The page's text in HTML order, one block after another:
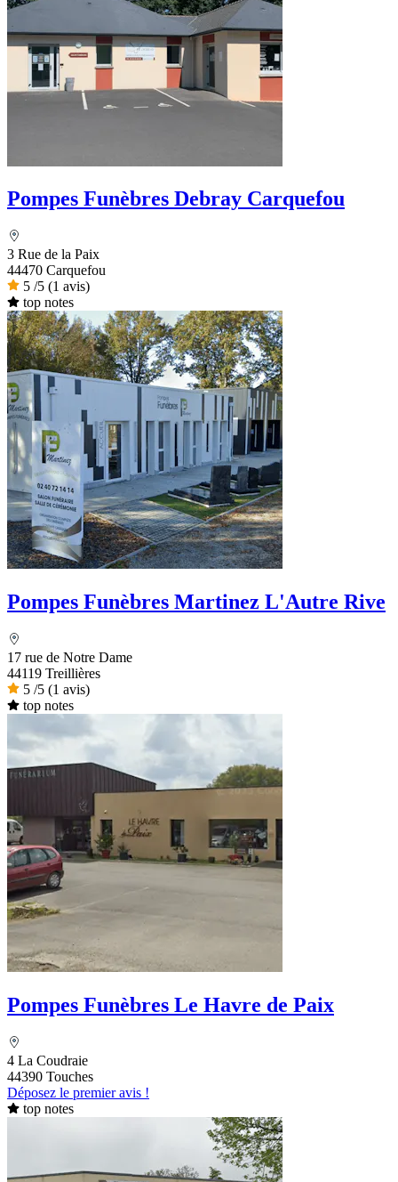
Pompes Funèbres Debray Carquefou
3 Rue de la Paix
44470 Carquefou
5 /5 (1 avis)
top notes
Pompes Funèbres Martinez L'Autre Rive
17 rue de Notre Dame
44119 Treillières
5 /5 (1 avis)
top notes
Pompes Funèbres Le Havre de Paix
4 La Coudraie
44390 Touches
Déposez le premier avis !
top notes